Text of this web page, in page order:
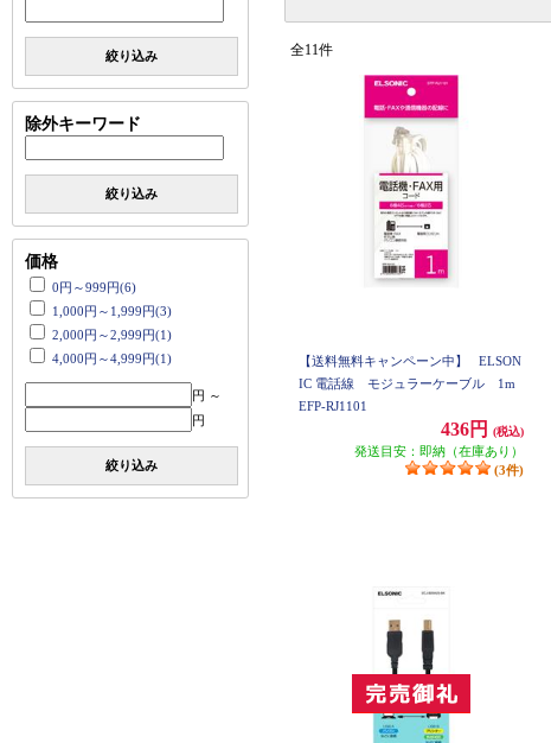
絞り込み
除外キーワード
絞り込み
価格
0円～999円(6)
1,000円～1,999円(3)
2,000円～2,999円(1)
4,000円～4,999円(1)
円 ～
円
絞り込み
全11件
【送料無料キャンペーン中】
ELSON
IC 電話線 モジュラーケーブル 1m
EFP-RJ1101
436円 (税込)
発送目安：即納（在庫あり）
(3件)